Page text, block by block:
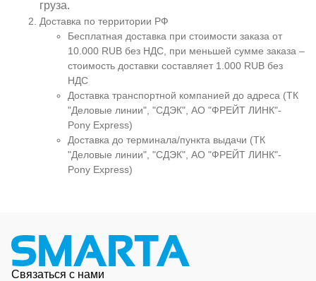
груза.
Доставка по территории РФ
Бесплатная доставка при стоимости заказа от
10.000 RUB без НДС, при меньшей сумме заказа –
стоимость доставки составляет 1.000 RUB без
НДС
Доставка транспортной компанией до адреса (ТК
"Деловые линии", "СДЭК", АО "ФРЕЙТ ЛИНК"-
Pony Express)
Доставка до терминала/пункта выдачи (ТК
"Деловые линии", "СДЭК", АО "ФРЕЙТ ЛИНК"-
Pony Express)
Связаться с нами